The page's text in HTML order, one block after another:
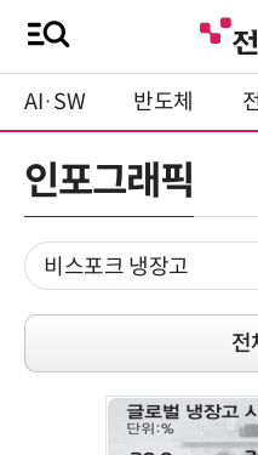
AI·SW 반도체
인포그래픽
전